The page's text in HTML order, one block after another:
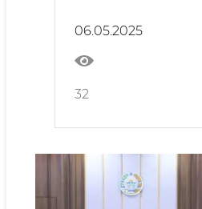
06.05.2025
32